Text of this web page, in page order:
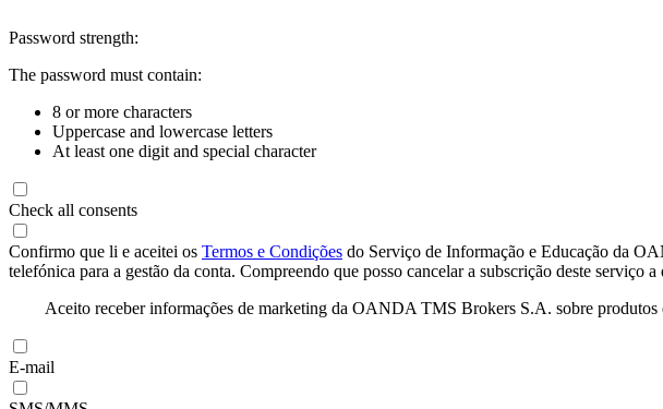
Password strength:
The password must contain:
8 or more characters
Uppercase and lowercase letters
At least one digit and special character
Check all consents
Confirmo que li e aceitei os Termos e Condições do Serviço de Informação e Educação da
telefónica para a gestão da conta. Compreendo que posso cancelar a subscrição deste serviço
Aceito receber informações de marketing da OANDA TMS Brokers S.A. sobre
E-mail